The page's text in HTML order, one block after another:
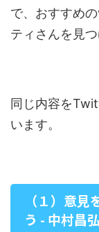
で、おすすめ
ティさんを見
同じ内容を
います。
（１）意
う - 中村昌